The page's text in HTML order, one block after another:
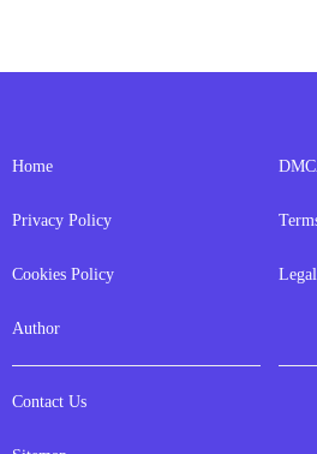
Home
Privacy Policy
Cookies Policy
Author
Contact Us